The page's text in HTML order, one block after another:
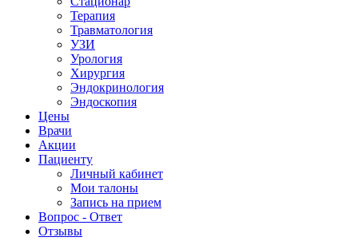
Терапия
Травматология
УЗИ
Урология
Хирургия
Эндокринология
Эндоскопия
Цены
Врачи
Акции
Пациенту
Личный кабинет
Мои талоны
Запись на прием
Вопрос - Ответ
Отзывы